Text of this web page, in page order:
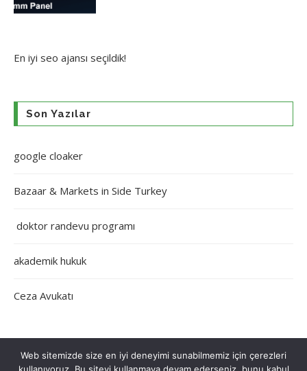
En iyi seo ajansı seçildik!
Son Yazılar
google cloaker
Bazaar & Markets in Side Turkey
doktor randevu programı
akademik hukuk
Ceza Avukatı
Web sitemizde size en iyi deneyimi sunabilmemiz için çerezleri